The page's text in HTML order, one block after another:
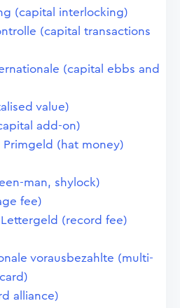
(capital interlocking)
(capital transactions
(capital ebbs and
value)
add-on)
(hat money)
man, shylock)
fee)
(record fee)
vorausbezahlte (multi-
alliance)